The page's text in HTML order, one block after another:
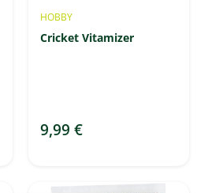
HOBBY
Cricket Vitamizer
9,99 €